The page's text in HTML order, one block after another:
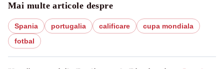
Mai multe articole despre
Spania portugalia calificare
cupa mondiala
fotbal